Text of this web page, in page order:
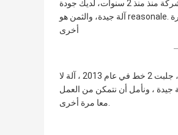
أنا أعمل مع الشركة منذ منذ 2 سنوات، لديك جودة
آلة جيدة، والثمن هو reasonale. نأمل تعاون مرة
أخرى
أنا من كوريا ، جلبت 2 خط في عام 2013 ، آلة لا
جيدة ، ونأمل أن نتمكن من العمل
معا مرة أخرى.